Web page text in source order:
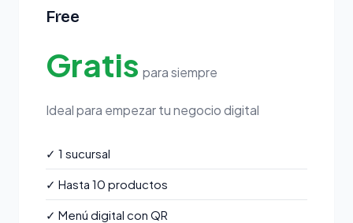
Free
Gratis para siempre
Ideal para empezar tu negocio digital
✓ 1 sucursal
✓ Hasta 10 productos
✓ Menú digital con QR